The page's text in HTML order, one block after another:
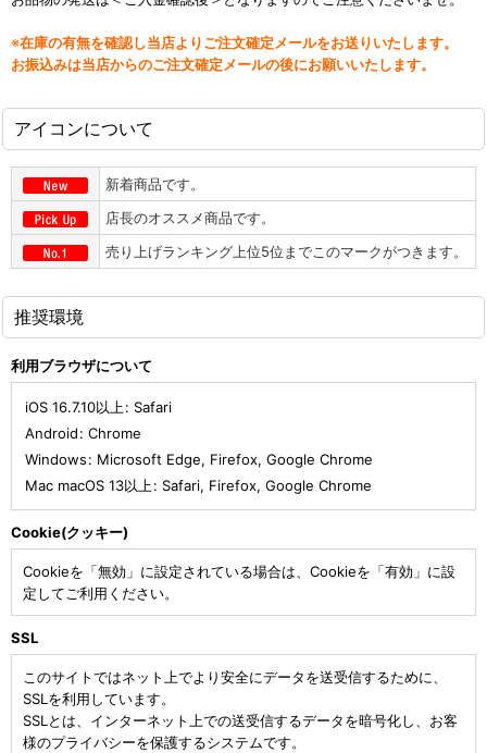
※在庫の有無を確認し当店よりご注文確定メールをお送りいたします。
お振込みは当店からのご注文確定メールの後にお願いいたします。
アイコンについて
新着商品です。
店長のオススメ商品です。
売り上げランキング上位5位までこのマークがつきます。
推奨環境
利用ブラウザについて
iOS 16.7.10以上: Safari
Android: Chrome
Windows: Microsoft Edge, Firefox, Google Chrome
Mac macOS 13以上: Safari, Firefox, Google Chrome
Cookie(クッキー)
Cookieを「無効」に設定されている場合は、Cookieを「有効」に設
定してご利用ください。
SSL
このサイトではネット上でより安全にデータを送受信するために、
SSLを利用しています。
SSLとは、インターネット上での送受信するデータを暗号化し、お客
様のプライバシーを保護するシステムです。